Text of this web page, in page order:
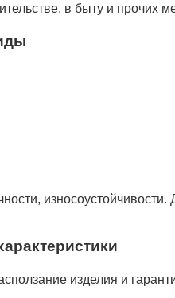
в быту и прочих
изделия и